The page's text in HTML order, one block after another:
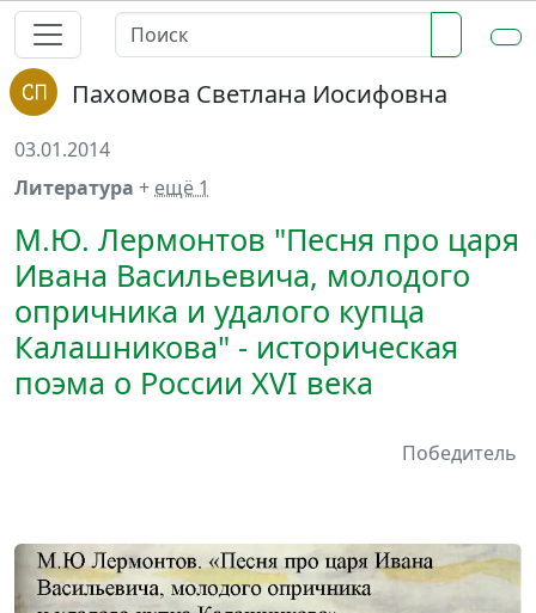
Пахомова Светлана Иосифовна
03.01.2014
Литература + ещё 1
М.Ю. Лермонтов "Песня про царя
Ивана Васильевича, молодого
опричника и удалого купца
Калашникова" - историческая
поэма о России XVI века
Победитель